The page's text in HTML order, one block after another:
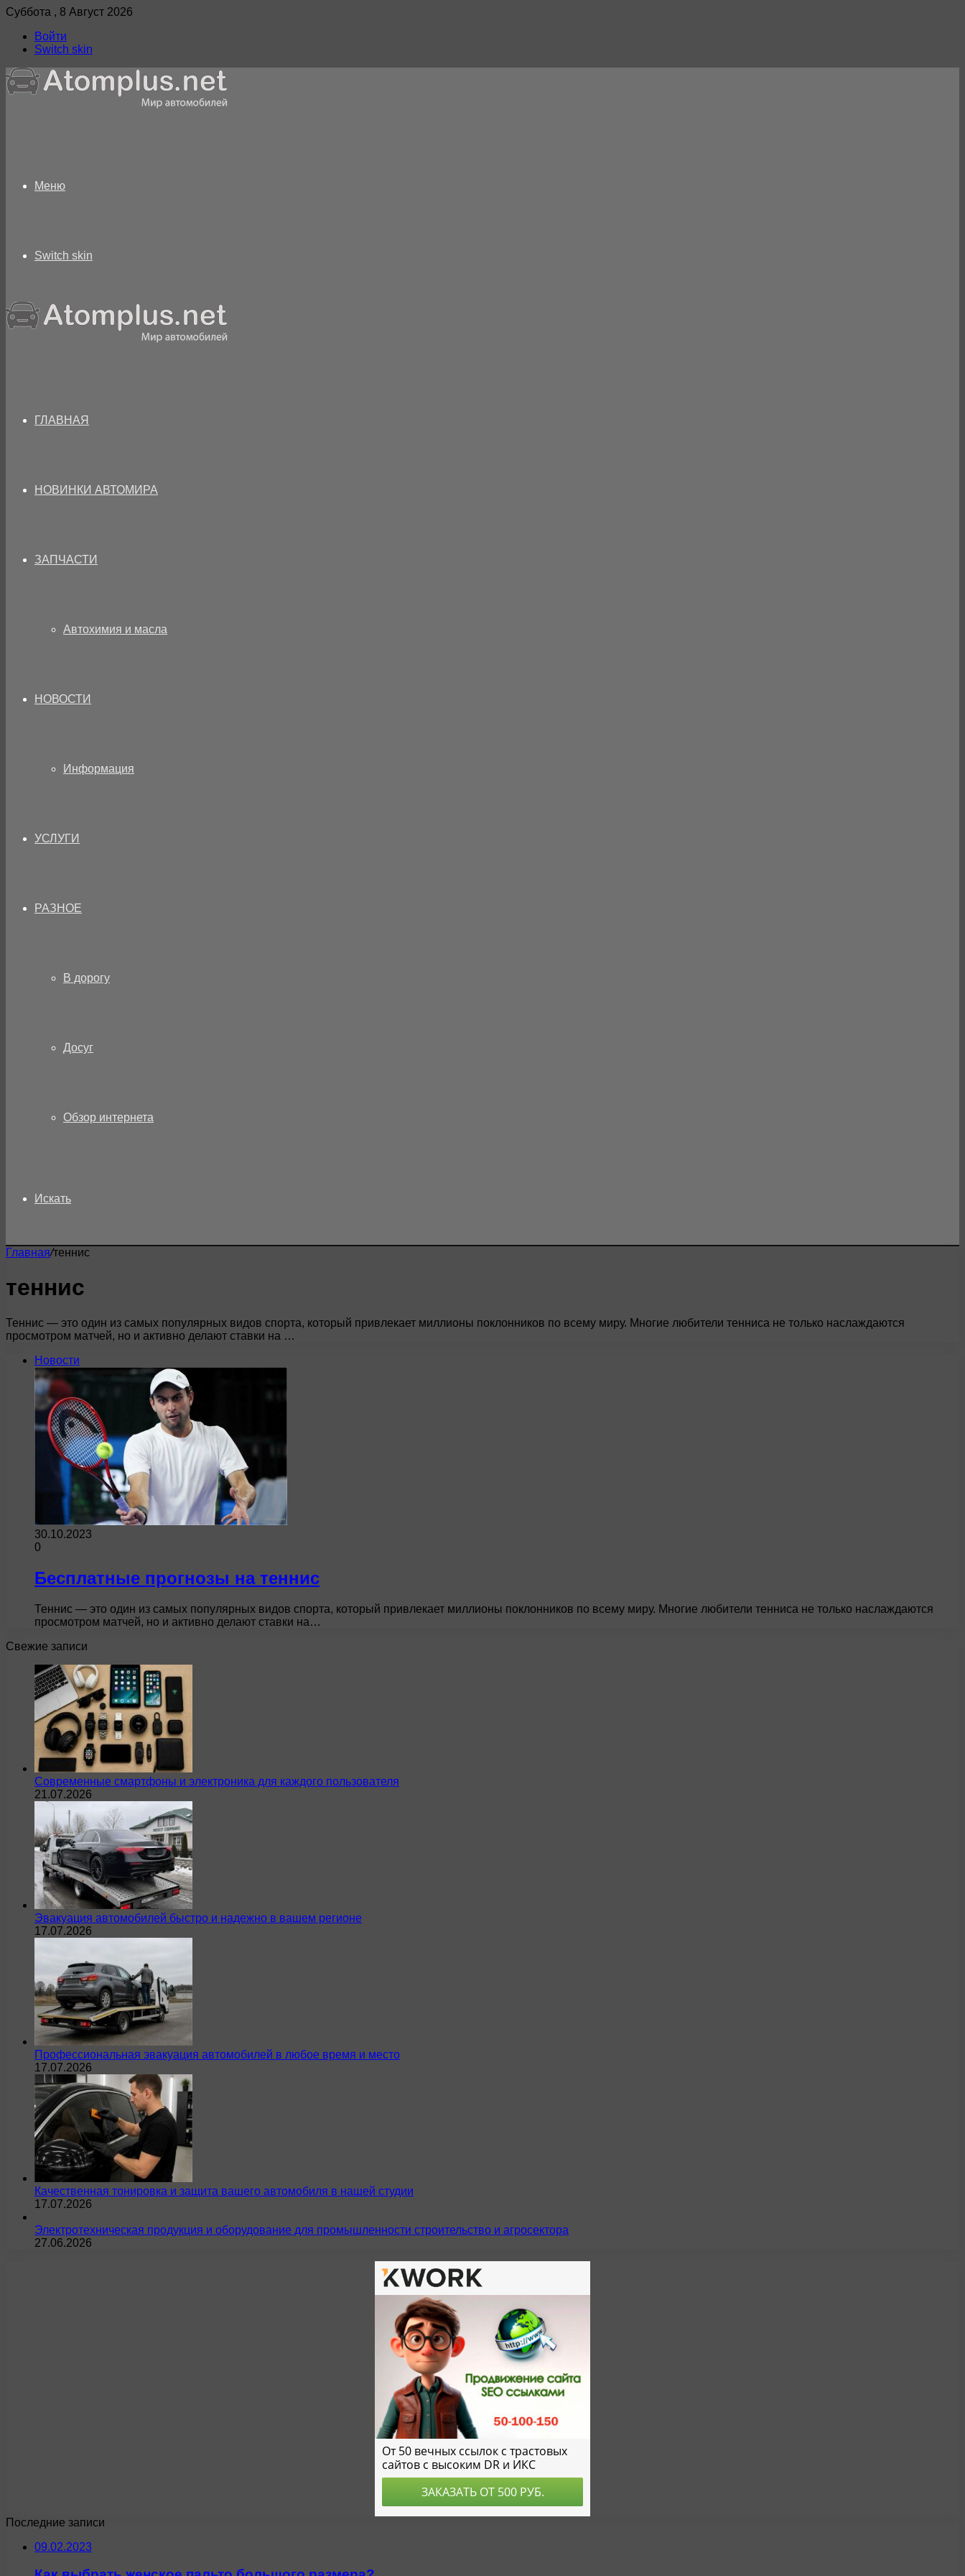
Суббота , 8 Август 2026
Войти
Switch skin
Меню
Switch skin
ГЛАВНАЯ
НОВИНКИ АВТОМИРА
ЗАПЧАСТИ
Автохимия и масла
НОВОСТИ
Информация
УСЛУГИ
РАЗНОЕ
В дорогу
Досуг
Обзор интернета
Искать
Главная/теннис
теннис
Теннис — это один из самых популярных видов спорта, который привлекает миллионы поклонников по всему миру. Многие любители тенниса не только наслаждаются
просмотром матчей, но и активно делают ставки на …
Новости
30.10.2023
0
Бесплатные прогнозы на теннис
Теннис — это один из самых популярных видов спорта, который привлекает миллионы поклонников по всему миру. Многие любители тенниса не только наслаждаются
просмотром матчей, но и активно делают ставки на…
Свежие записи
Современные смартфоны и электроника для каждого пользователя
21.07.2026
Эвакуация автомобилей быстро и надежно в вашем регионе
17.07.2026
Профессиональная эвакуация автомобилей в любое время и место
17.07.2026
Качественная тонировка и защита вашего автомобиля в нашей студии
17.07.2026
Электротехническая продукция и оборудование для промышленности строительство и агросектора
27.06.2026
Последние записи
09.02.2023